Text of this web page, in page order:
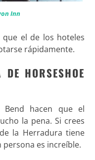
Inn
el de los hoteles
rápidamente.
HORSESHOE
Bend hacen que el
la pena. Si crees
la Herradura tiene
persona es increíble.